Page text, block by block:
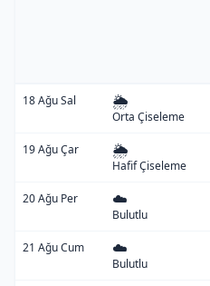
18 Ağu Sal 🌦️
Orta Çiseleme
19 Ağu Çar 🌦️
Hafif Çiseleme
20 Ağu Per ☁️
Bulutlu
21 Ağu Cum ☁️
Bulutlu